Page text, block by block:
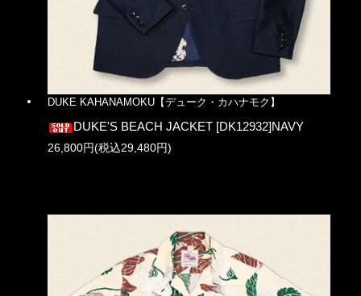
DUKE KAHANAMOKU【デューク・カハナモク】
DUKE'S BEACH JACKET [DK12932]NAVY
26,800円(税込29,480円)